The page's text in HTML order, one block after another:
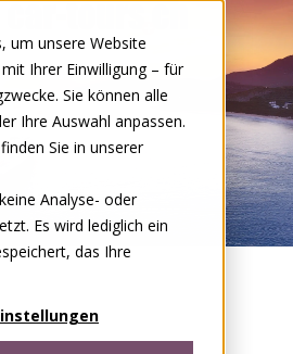
um unsere Website
Ihrer Einwilligung – für
Sie können alle
Ihre Auswahl anpassen.
Sie in unserer
Analyse- oder
Es wird lediglich ein
das Ihre